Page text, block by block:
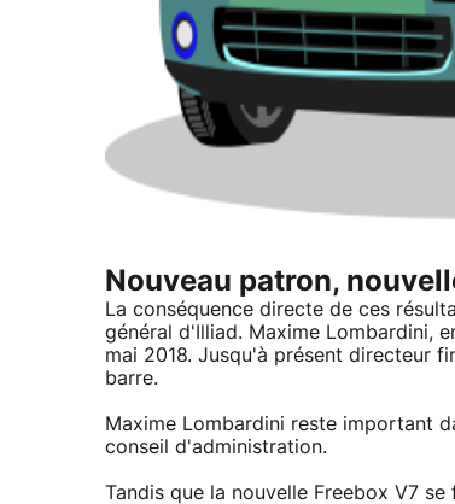
Nouveau patron,
La conséquence directe de ces
général d'Illiad. Maxime Lombardini,
mai 2018. Jusqu'à présent directeur
barre.
Maxime Lombardini reste important
conseil d'administration.
Tandis que la nouvelle Freebox V7